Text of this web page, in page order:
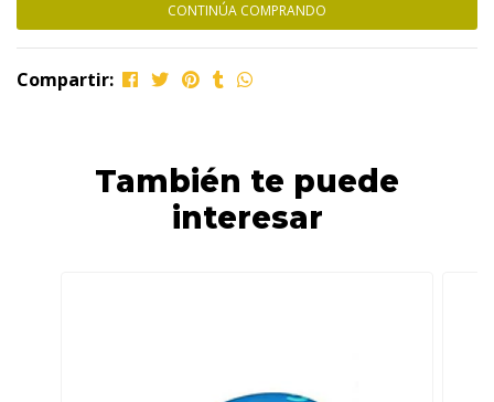
CONTINÚA COMPRANDO
Compartir:
También te puede
interesar